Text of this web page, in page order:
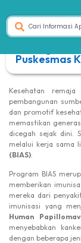
Puskesmas
Kesehatan
pembangunan
dan promotif
memastikan
dicegah sejak dini.
melalui kerja sama
(BIAS)
Program BIAS
memberikan
mereka dari
imunisasi yang
Human
menyebabkan
dengan beberapa